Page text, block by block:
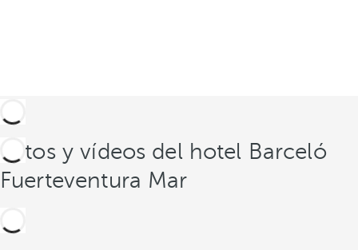
Fotos y vídeos del hotel Barceló
Fuerteventura Mar